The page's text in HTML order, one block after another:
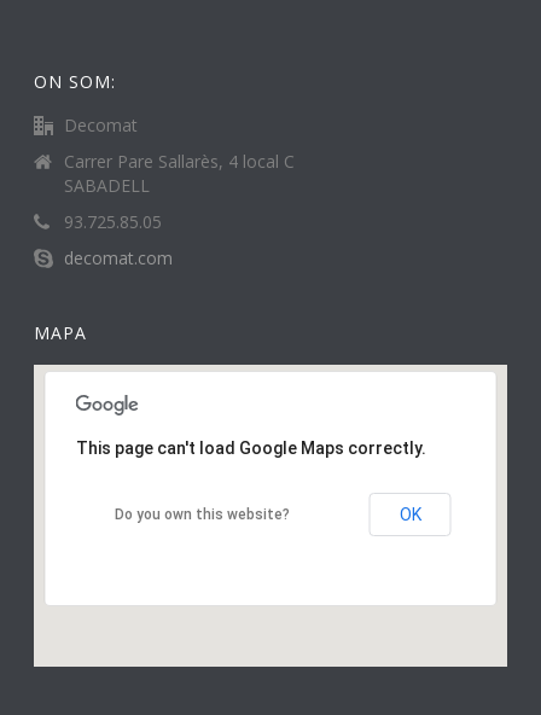
ON SOM:
Decomat
Carrer Pare Sallarès, 4 local C
SABADELL
93.725.85.05
decomat.com
MAPA
This page can't load Google Maps correctly.
Do you own this website? OK